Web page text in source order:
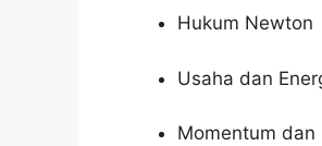
Hukum Newton
Usaha dan
Momentum dan